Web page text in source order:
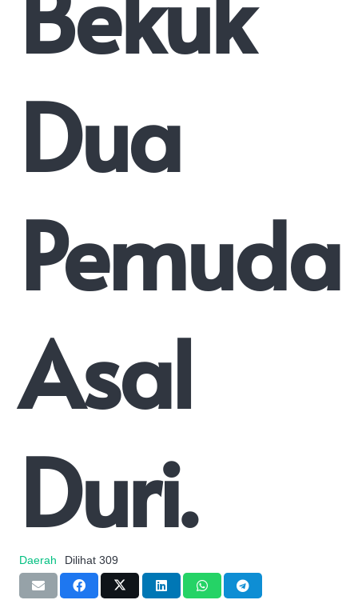
Dua
Pemuda
Asal
Duri.
Daerah Dilihat 309